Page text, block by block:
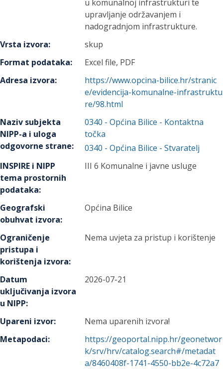
u komunalnoj infrastrukturi te
upravljanje održavanjem i
nadogradnjom infrastrukture.
Vrsta izvora:
skup
Format podataka:
Excel file, PDF
Adresa izvora:
https://www.opcina-bilice.hr/stranic
e/evidencija-komunalne-infrastruktu
re/98.html
Naziv subjekta
NIPP-a i uloga
odgovorne strane:
0340 -Općina Bilice - Kontaktna
točka
0340 -Općina Bilice - Stvaratelj
INSPIRE i NIPP
tema prostornih
podataka:
III 6 Komunalne i javne usluge
Geografski
obuhvat izvora:
Općina Bilice
Ograničenje
pristupa i
korištenja izvora:
Nema uvjeta za pristup i korištenje
Datum
uključivanja izvora
u NIPP:
2026-07-21
Upareni izvor:
Nema uparenih izvora!
Metapodaci:
https://geoportal.nipp.hr/geonetwor
k/srv/hrv/catalog.search#/metadat
a/8460408f-1741-4550-bb2e-4c72a7